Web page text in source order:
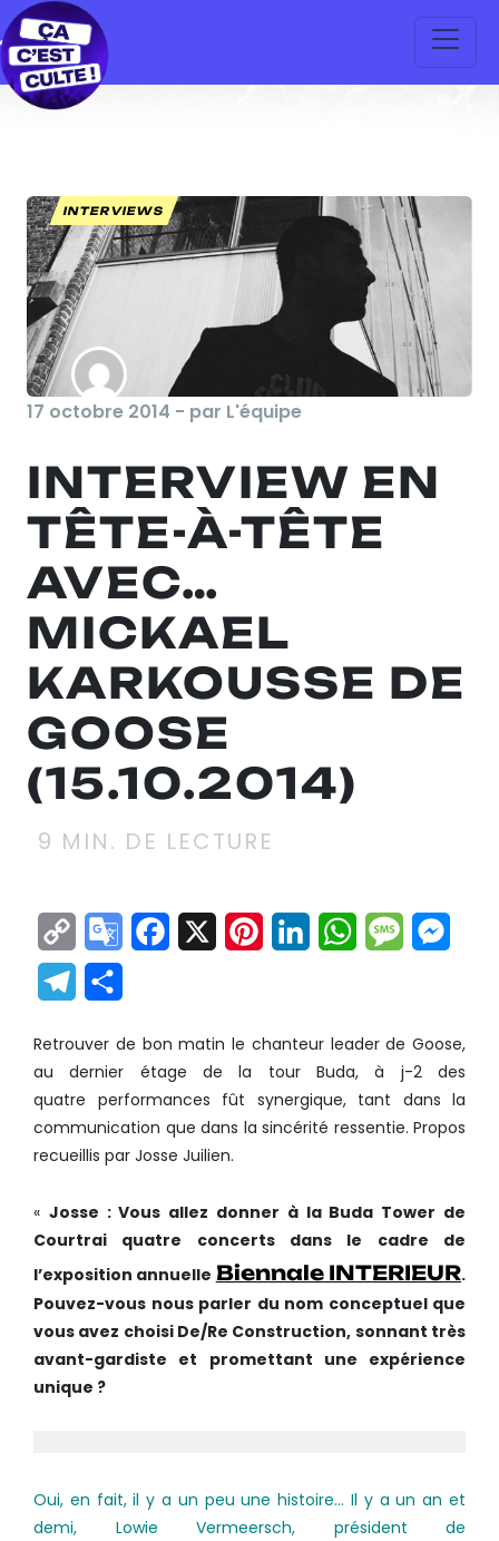
INTERVIEWS
17 octobre 2014 - par L'équipe
INTERVIEW EN
TÊTE-À-TÊTE
AVEC…
MICKAEL
KARKOUSSE DE
GOOSE
(15.10.2014)
9 MIN. DE LECTURE
Copy
Link
GoogleFacebook
X Pinterest
LinkedInWhatsApp
Telegram
Retrouver de bon matin le chanteur leader de Goose,
au dernier étage de la tour Buda, à j­-2 des
quatre performances fût synergique, tant dans la
communication que dans la sincérité ressentie. Propos
recueillis par Josse Juilien.
« Josse : Vous allez donner à la Buda Tower de
Courtrai quatre concerts dans le cadre de
l’exposition annuelle Biennale INTERIEUR.
Pouvez-­vous nous parler du nom conceptuel que
vous avez choisi De/Re Construction, sonnant très
avant­-gardiste et promettant une expérience
unique ?
Oui, en fait, il y a un peu une histoire… Il y a un an et
demi, Lowie Vermeersch, président de